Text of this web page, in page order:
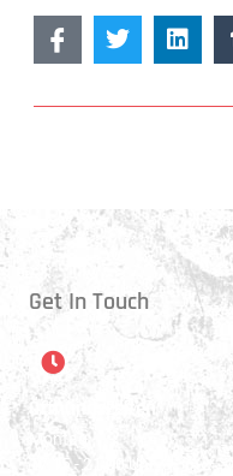
Get In Touch
Öffnungszeiten
Montag:
17:15 - 21:00 Uhr